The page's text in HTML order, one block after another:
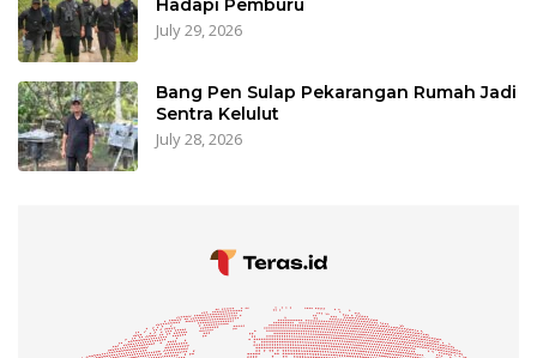
Hadapi Pemburu
July 29, 2026
Bang Pen Sulap Pekarangan Rumah Jadi
Sentra Kelulut
July 28, 2026